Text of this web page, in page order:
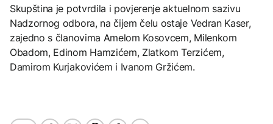
Skupština je potvrdila i povjerenje aktuelnom sazivu
Nadzornog odbora, na čijem čelu ostaje Vedran Kaser,
zajedno s članovima Amelom Kosovcem, Milenkom
Obadom, Edinom Hamzićem, Zlatkom Terzićem,
Damirom Kurjakovićem i Ivanom Gržićem.